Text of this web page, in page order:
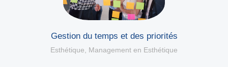
Gestion du temps et des priorités
Esthétique, Management en Esthétique